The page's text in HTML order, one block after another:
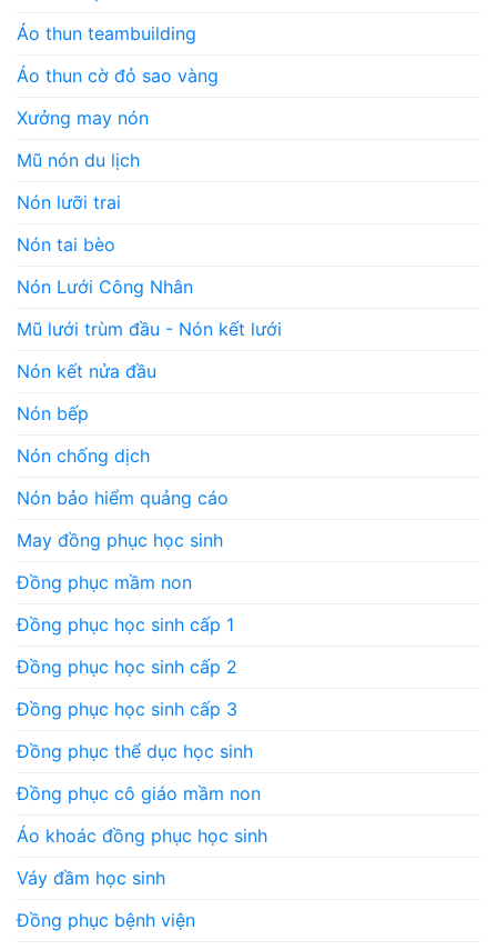
Áo thun teambuilding
Áo thun cờ đỏ sao vàng
Xưởng may nón
Mũ nón du lịch
Nón lưỡi trai
Nón tai bèo
Nón Lưới Công Nhân
Mũ lưới trùm đầu - Nón kết lưới
Nón kết nửa đầu
Nón bếp
Nón chống dịch
Nón bảo hiểm quảng cáo
May đồng phục học sinh
Đồng phục mầm non
Đồng phục học sinh cấp 1
Đồng phục học sinh cấp 2
Đồng phục học sinh cấp 3
Đồng phục thể dục học sinh
Đồng phục cô giáo mầm non
Áo khoác đồng phục học sinh
Váy đầm học sinh
Đồng phục bệnh viện